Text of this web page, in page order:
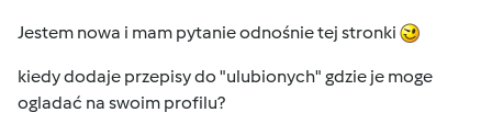
Jestem nowa i mam pytanie odnośnie tej stronki
kiedy dodaje przepisy do "ulubionych" gdzie je moge
ogladać na swoim profilu?